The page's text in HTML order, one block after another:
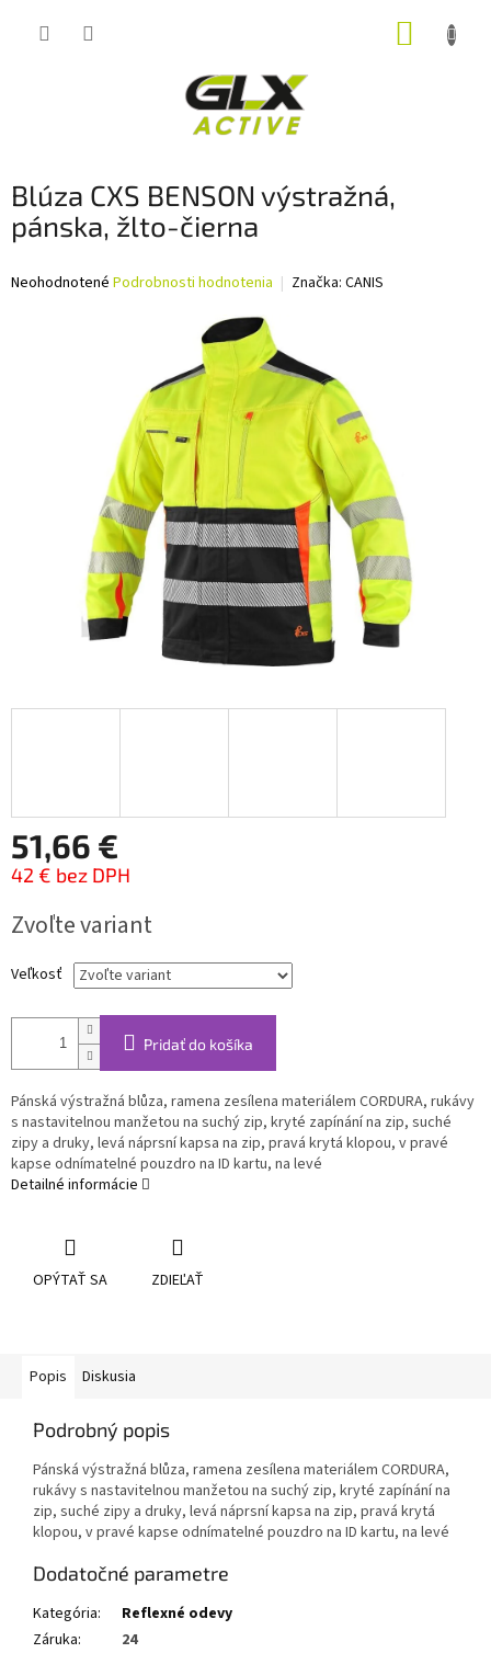
Blúza CXS BENSON výstražná,
pánska, žlto-čierna
Priemerné
Neohodnotené Podrobnosti hodnotenia Značka: CANIS
51,66 €
42 € bez DPH
cena:
Zvoľte variant
Veľkosť
Pridať do košíka
Pánská výstražná blůza, ramena zesílena materiálem CORDURA, rukávy
s nastavitelnou manžetou na suchý zip, kryté zapínání na zip, suché
zipy a druky, levá náprsní kapsa na zip, pravá krytá klopou, v pravé
kapse odnímatelné pouzdro na ID kartu, na levé
Detailné informácie
OPÝTAŤ SA ZDIEĽAŤ
Popis Diskusia
Podrobný popis
Pánská výstražná blůza, ramena zesílena materiálem CORDURA,
rukávy s nastavitelnou manžetou na suchý zip, kryté zapínání na
zip, suché zipy a druky, levá náprsní kapsa na zip, pravá krytá
klopou, v pravé kapse odnímatelné pouzdro na ID kartu, na levé
Dodatočné parametre
Kategória:
Reflexné odevy
Záruka:
24